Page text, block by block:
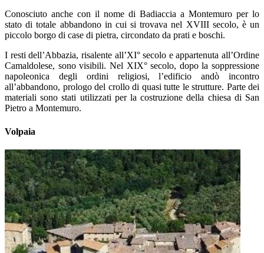
Conosciuto anche con il nome di Badiaccia a Montemuro per lo
stato di totale abbandono in cui si trovava nel XVIII secolo, è un
piccolo borgo di case di pietra, circondato da prati e boschi.
I resti dell’Abbazia, risalente all’XI° secolo e appartenuta all’Ordine
Camaldolese, sono visibili. Nel XIX° secolo, dopo la soppressione
napoleonica degli ordini religiosi, l’edificio andò incontro
all’abbandono, prologo del crollo di quasi tutte le strutture. Parte dei
materiali sono stati utilizzati per la costruzione della chiesa di San
Pietro a Montemuro.
Volpaia